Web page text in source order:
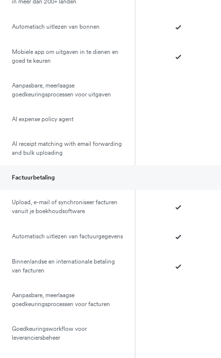
Automatisch uitlezen van bonnen
Mobiele app om uitgaven in te dienen en
goed te keuren
Aanpasbare, meerlaagse
goedkeuringsprocessen voor uitgaven
AI expense policy agent
AI receipt matching with email forwarding
and bulk uploading
Factuurbetaling
Upload, e-mail of synchroniseer facturen
vanuit je boekhoudsoftware
Automatisch uitlezen van factuurgegevens
Binnenlandse en internationale betaling
van facturen
Aanpasbare, meerlaagse
goedkeuringsprocessen voor facturen
Goedkeuringsworkflow voor
leveranciersbeheer